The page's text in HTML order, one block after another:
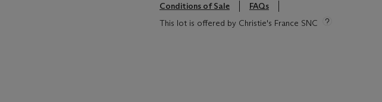
Conditions of Sale
FAQs
This lot is offered by Christie's France SNC